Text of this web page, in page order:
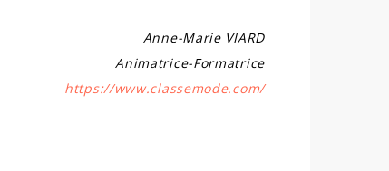
Anne-Marie VIARD
Animatrice-Formatrice
https://www.classemode.com/